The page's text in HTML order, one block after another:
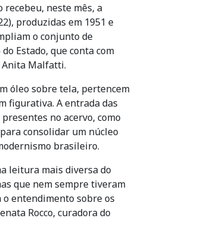
recebeu, neste mês, a
produzidas em 1951 e
o conjunto de
Estado, que conta com
Anita Malfatti.
óleo sobre tela, pertencem
figurativa. A entrada das
no acervo, como
consolidar um núcleo
brasileiro.
leitura mais diversa do
que nem sempre tiveram
entendimento sobre os
Rocco, curadora do